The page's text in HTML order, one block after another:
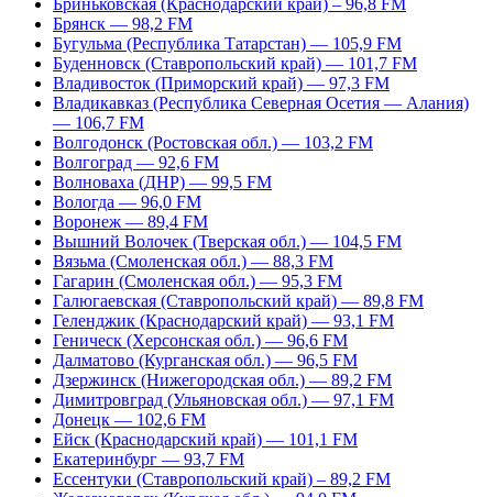
Бриньковская (Краснодарский край) – 96,8 FM
Брянск — 98,2 FM
Бугульма (Республика Татарстан) — 105,9 FM
Буденновск (Ставропольский край) — 101,7 FM
Владивосток (Приморский край) — 97,3 FM
Владикавказ (Республика Северная Осетия — Алания)
— 106,7 FM
Волгодонск (Ростовская обл.) — 103,2 FM
Волгоград — 92,6 FM
Волноваха (ДНР) — 99,5 FM
Вологда — 96,0 FM
Воронеж — 89,4 FM
Вышний Волочек (Тверская обл.) — 104,5 FM
Вязьма (Смоленская обл.) — 88,3 FM
Гагарин (Смоленская обл.) — 95,3 FM
Галюгаевская (Ставропольский край) — 89,8 FM
Геленджик (Краснодарский край) — 93,1 FM
Геническ (Херсонская обл.) — 96,6 FM
Далматово (Курганская обл.) — 96,5 FM
Дзержинск (Нижегородская обл.) — 89,2 FM
Димитровград (Ульяновская обл.) — 97,1 FM
Донецк — 102,6 FM
Ейск (Краснодарский край) — 101,1 FM
Екатеринбург — 93,7 FM
Ессентуки (Ставропольский край) – 89,2 FM